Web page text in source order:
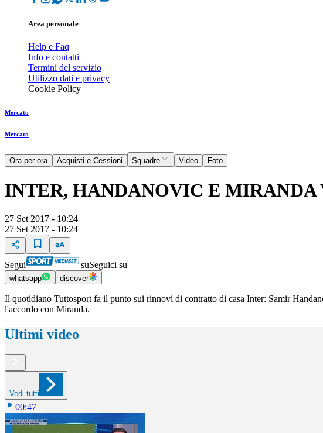
Area personale
Help e Faq
Info e contatti
Termini del servizio
Utilizzo dati e privacy
Cookie Policy
Mercato
Mercato
Ora per ora Acquisti e Cessioni Squadre Video Foto
INTER, HANDANOVIC E MIRANDA
27 Set 2017 - 10:24
27 Set 2017 - 10:24
Segui suSeguici su
whatsapp discover
Il quotidiano Tuttosport fa il punto sui rinnovi di contratto di casa Inter: Samir
l'accordo con Miranda.
Ultimi video
Vedi tutti
00:47